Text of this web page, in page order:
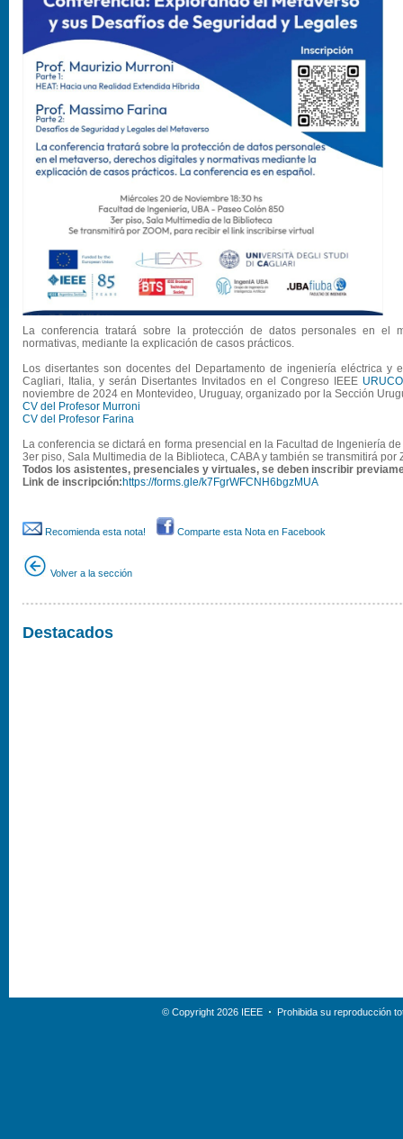
La conferencia tratará sobre la protección de datos personales en el
normativas, mediante la explicación de casos prácticos.
Los disertantes son docentes del Departamento de ingeniería eléctrica y
Cagliari, Italia, y serán Disertantes Invitados en el Congreso IEEE
noviembre de 2024 en Montevideo, Uruguay, organizado por la Sección
CV del Profesor Murroni
CV del Profesor Farina
La conferencia se dictará en forma presencial en la Facultad de Ingeniería
3er piso, Sala Multimedia de la Biblioteca, CABA y también se transmitirá por
Todos los asistentes, presenciales y virtuales, se deben inscribir
Link de inscripción:https://forms.gle/k7FgrWFCNH6bgzMUA
Recomienda esta nota! Comparte esta Nota en Facebook
Volver a la sección
Destacados
© Copyright 2026 IEEE Prohibida su reproducción